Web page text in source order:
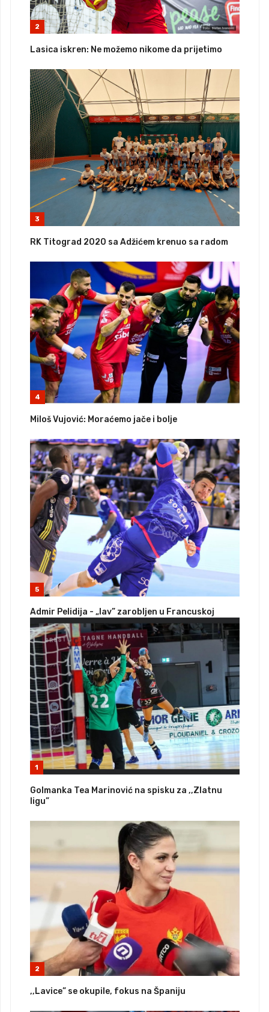
2
Lasica iskren: Ne možemo nikome da prijetimo
3
RK Titograd 2020 sa Adžićem krenuo sa radom
4
Miloš Vujović: Moraćemo jače i bolje
5
Admir Pelidija - „lav” zarobljen u Francuskoj
1
Golmanka Tea Marinović na spisku za ,,Zlatnu
ligu”
2
,,Lavice” se okupile, fokus na Španiju